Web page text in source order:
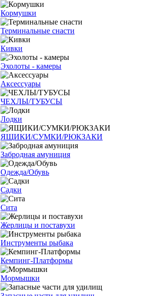
Кормушки
Терминальные снасти
Кивки
Эхолоты - камеры
Аксессуары
ЧЕХЛЫ/ТУБУСЫ
Лодки
ЯЩИКИ/СУМКИ/РЮКЗАКИ
Забродная амуниция
Одежда/Обувь
Садки
Сита
Жерлицы и поставухи
Инструменты рыбака
Кемпинг-Платформы
Мормышки